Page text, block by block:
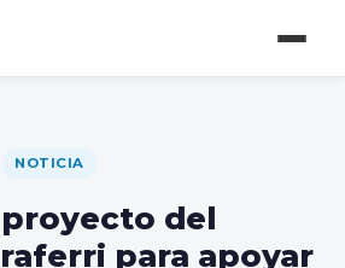
NOTICIA
del
para apoyar